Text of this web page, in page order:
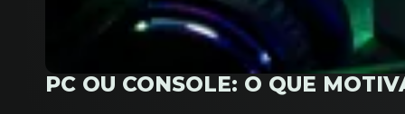
PC OU CONSOLE: O QUE